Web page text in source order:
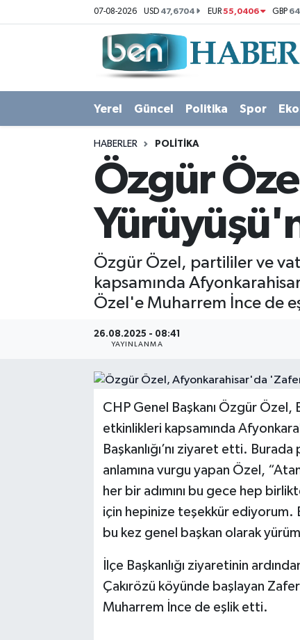
07-08-2026 USD 47,6704 EUR55,0406 GBP
Yerel Güncel Politika Spor
HABERLER POLITIKA
Özgür
Özgür Özel, partililer ve
kapsamında
Özel'e Muharrem İnce de
26.08.2025 - 08:41
YAYINLANMA
CHP Genel Başkanı Özgür Özel,
etkinlikleri kapsamında
Başkanlığı’nı ziyaret etti.
anlamına vurgu yapan Özel,
her bir adımını bu gece hep
için hepinize teşekkür ediyorum.
bu kez genel başkan olarak
İlçe Başkanlığı ziyaretinin
Çakırözü köyünde başlayan
Muharrem İnce de eşlik etti.
Politika
Kültür Sanat
Resmi Reklam
Röportajlar
Hava Durumu
Süper Lig Puan Durumu ve Fikstür
Tüm Manşetler
Son Dakika Haberleri